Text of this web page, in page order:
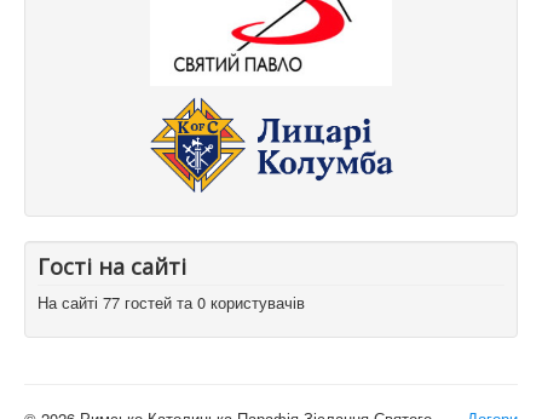
Гості на сайті
На сайті 77 гостей та 0 користувачів